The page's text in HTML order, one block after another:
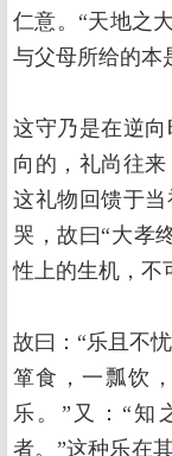
仁意。“天地之
与父母所给的本
这守乃是在逆
向的，礼尚往
这礼物回馈于
哭，故曰“大孝
性上的生机，不
故曰：“乐且不
箪食，一瓢饮
乐。”又：“知
者。”这种乐在